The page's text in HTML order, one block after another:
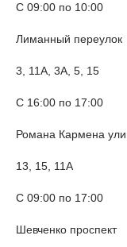
С 09:00 по 10:00
Лиманный переулок
3, 11А, 3А, 5, 15
С 16:00 по 17:00
Романа Кармена
13, 15, 11А
С 09:00 по 17:00
Шевченко проспект